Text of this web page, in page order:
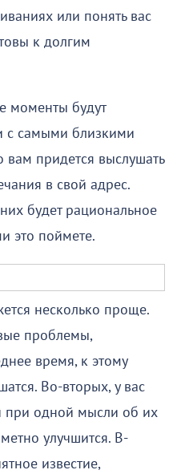
или понять вас
к долгим
моменты будут
с самыми близкими
придется выслушать
в свой адрес.
будет рациональное
это поймете.
несколько проще.
проблемы,
время, к этому
Во-вторых, у вас
при одной мысли об их
улучшится. В-
известие,